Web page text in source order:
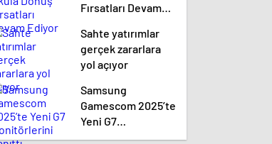
Fırsatları Devam
Sahte yatırımlar
gerçek zararlara
yol açıyor
Samsung
Gamescom 2025’te
Yeni G7
Monitörlerini